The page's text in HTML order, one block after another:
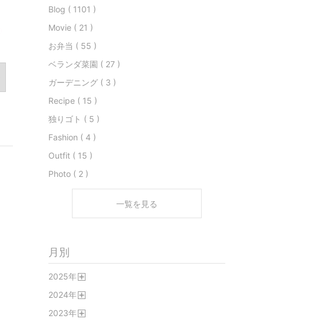
Blog ( 1101 )
Movie ( 21 )
お弁当 ( 55 )
ベランダ菜園 ( 27 )
ガーデニング ( 3 )
Recipe ( 15 )
独りゴト ( 5 )
Fashion ( 4 )
Outfit ( 15 )
Photo ( 2 )
一覧を見る
月別
2025年
2024年
2023年